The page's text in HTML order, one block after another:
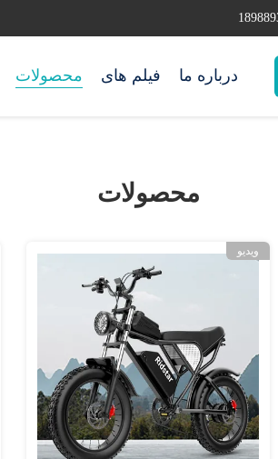
محصولات فیلم های درباره ما
محصولات
ویدیو